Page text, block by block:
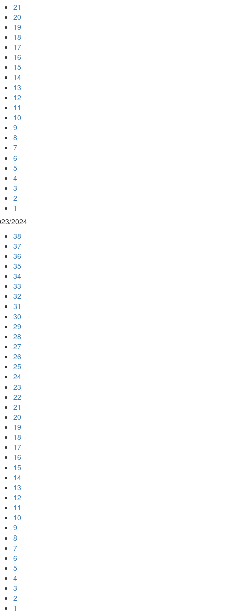
21
20
19
18
17
16
15
14
13
12
11
10
9
8
7
6
5
4
3
2
1
2024
38
37
36
35
34
33
32
31
30
29
28
27
26
25
24
23
22
21
20
19
18
17
16
15
14
13
12
11
10
9
8
7
6
5
4
3
2
1